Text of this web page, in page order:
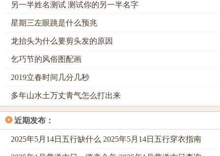
这就像人做事需要有人支持相同。财神爷也需要一个稳固的
后方，才能安心为家中招财纳福，在选择摆放位置时必须要
避开气流动荡的窗户口，寻找那面最实在、最安静的墙 。
神像周围的环境，必须保持庄重整洁，财神爷的面前与周
种情况时镜子会将财神散发出的财气直接反射出去，形成财
来财去的空亡局，困难把财富留住 ，更要看的是家中若同时
供奉祖先牌位，绝不能将财神与祖先并列或放在祖先之下 ，
等于说...在设置神桌时必须明白天神与家神的尊卑之分，财
神位置必须要高于祖先，否则就是乱了规矩，恐会冲撞神灵
另一半姓名测试 测试你的另一半名字
星期三左眼跳是什么预兆
龙抬头为什么要剪头发的原因
乞巧节的风俗图配画
2019立春时间几分几秒
多年山水土万丈青气怎么打出来
❂ 近期发布：
2025年5月14日五行缺什么 2025年5月14日五行穿衣指南